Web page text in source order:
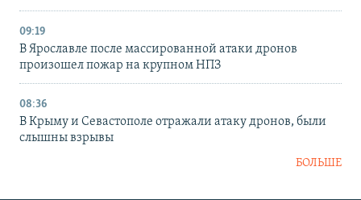
09:19
В Ярославле после массированной атаки дронов
произошел пожар на крупном НПЗ
08:36
В Крыму и Севастополе отражали атаку дронов, были
слышны взрывы
БОЛЬШЕ